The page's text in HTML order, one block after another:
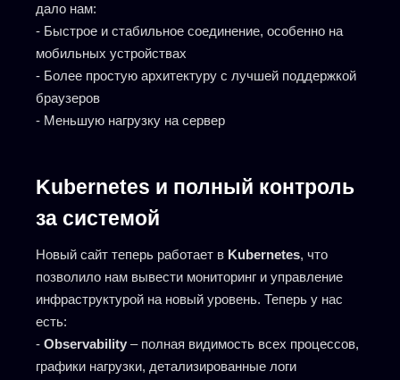
дало нам:
- Быстрое и стабильное соединение, особенно на
мобильных устройствах
- Более простую архитектуру с лучшей поддержкой
браузеров
- Меньшую нагрузку на сервер
Kubernetes и полный контроль
за системой
Новый сайт теперь работает в Kubernetes, что
позволило нам вывести мониторинг и управление
инфраструктурой на новый уровень. Теперь у нас
есть:
- Observability – полная видимость всех процессов,
графики нагрузки, детализированные логи